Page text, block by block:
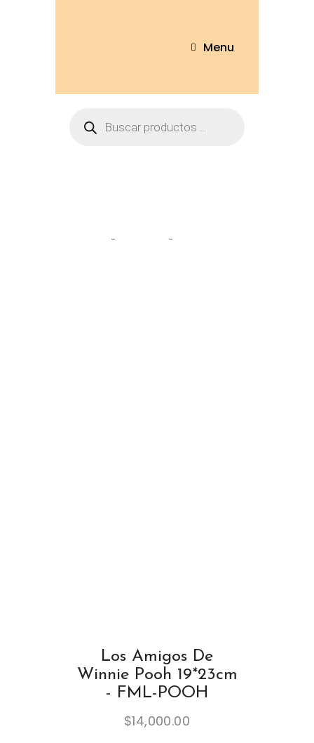
Menu
Los Amigos De
Winnie Pooh 19*23cm
- FML-POOH
$14,000.00